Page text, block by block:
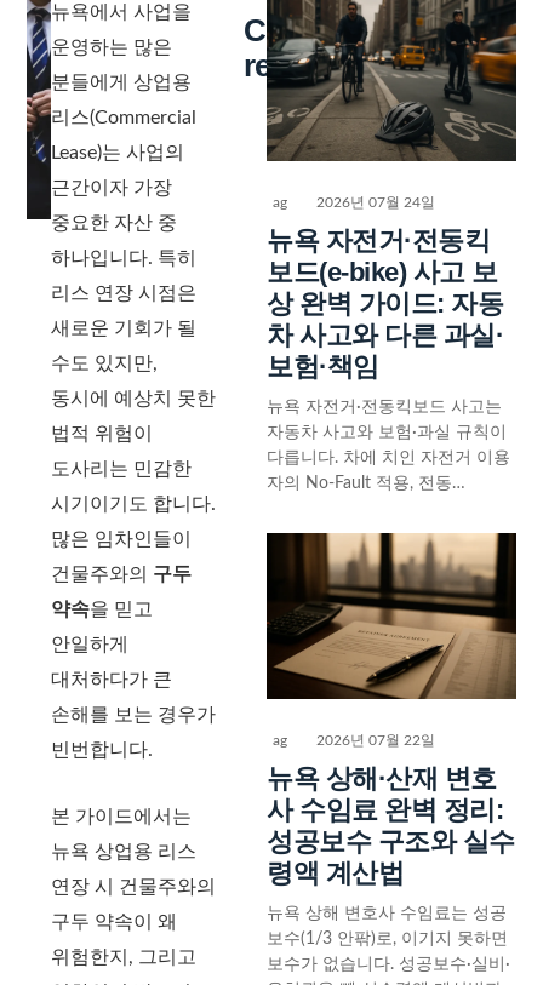
뉴욕에서 사업을
운영하는 많은
분들에게 상업용
리스(Commercial
Lease)는 사업의
근간이자 가장
중요한 자산 중
하나입니다. 특히
리스 연장 시점은
새로운 기회가 될
수도 있지만,
동시에 예상치 못한
법적 위험이
도사리는 민감한
시기이기도 합니다.
많은 임차인들이
건물주와의 구두
약속을 믿고
안일하게
대처하다가 큰
손해를 보는 경우가
빈번합니다.
본 가이드에서는
뉴욕 상업용 리스
연장 시 건물주와의
구두 약속이 왜
위험한지, 그리고
Continue
reading
ag 2026년 07월 24일
뉴욕 자전거·전동킥
보드(e-bike) 사고 보
상 완벽 가이드: 자동
차 사고와 다른 과실·
보험·책임
뉴욕 자전거·전동킥보드 사고는
자동차 사고와 보험·과실 규칙이
다릅니다. 차에 치인 자전거 이용
자의 No-Fault 적용, 전동…
ag 2026년 07월 22일
뉴욕 상해·산재 변호
사 수임료 완벽 정리:
성공보수 구조와 실수
령액 계산법
뉴욕 상해 변호사 수임료는 성공
보수(1/3 안팎)로, 이기지 못하면
보수가 없습니다. 성공보수·실비·